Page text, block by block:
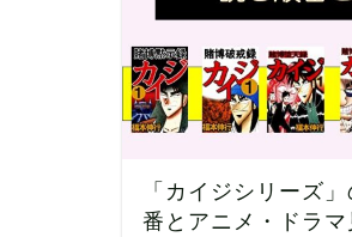
「カイジシリーズ
番とアニメ・ドラ